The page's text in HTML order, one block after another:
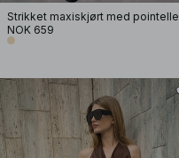
Strikket maxiskjørt med pointelle
NOK 659